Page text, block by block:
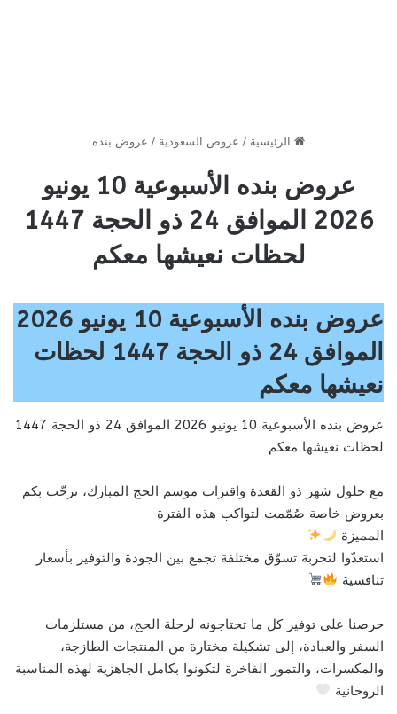
الرئيسية / عروض السعودية / عروض بنده
عروض بنده الأسبوعية 10 يونيو
2026 الموافق 24 ذو الحجة 1447
لحظات نعيشها معكم
عروض بنده الأسبوعية 10 يونيو 2026
الموافق 24 ذو الحجة 1447 لحظات
نعيشها معكم
عروض بنده الأسبوعية 10 يونيو 2026 الموافق 24 ذو الحجة 1447
لحظات نعيشها معكم
مع حلول شهر ذو القعدة واقتراب موسم الحج المبارك، نرحّب بكم
بعروض خاصة صُمّمت لتواكب هذه الفترة
المميزة
استعدّوا لتجربة تسوّق مختلفة تجمع بين الجودة والتوفير بأسعار
تنافسية
حرصنا على توفير كل ما تحتاجونه لرحلة الحج، من مستلزمات
السفر والعبادة، إلى تشكيلة مختارة من المنتجات الطازجة،
والمكسرات، والتمور الفاخرة لتكونوا بكامل الجاهزية لهذه المناسبة
الروحانية